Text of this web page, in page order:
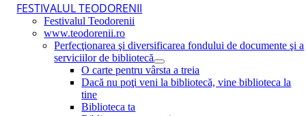
FESTIVALUL TEODORENII
Festivalul Teodorenii
www.teodorenii.ro
Perfecţionarea şi diversificarea fondului de documente şi a
serviciilor de bibliotecă
O carte pentru vârsta a treia
Dacă nu poţi veni la bibliotecă, vine biblioteca la
tine
Biblioteca ta